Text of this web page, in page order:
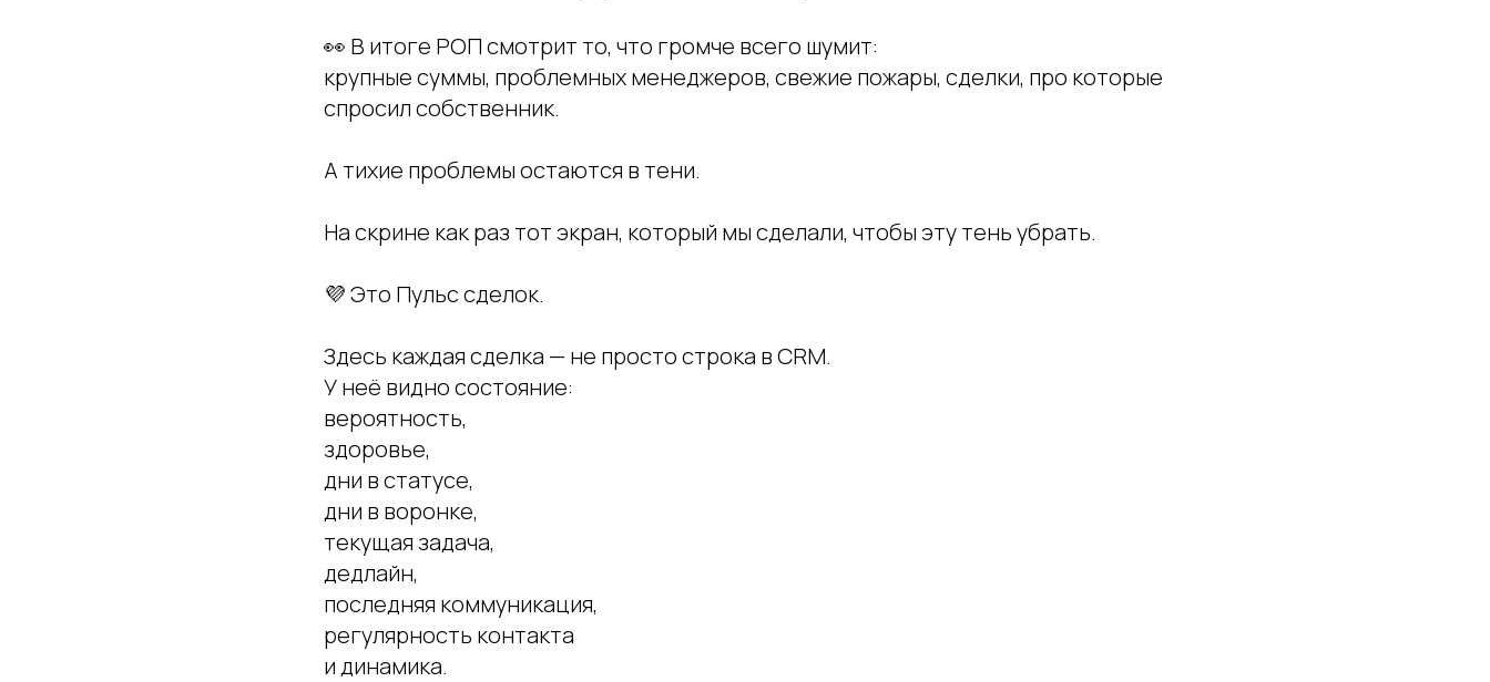
👀 В итоге РОП смотрит то, что громче всего шумит:
крупные суммы, проблемных менеджеров, свежие пожары, сделки, про которые
спросил собственник.
А тихие проблемы остаются в тени.
На скрине как раз тот экран, который мы сделали, чтобы эту тень убрать.
💜 Это Пульс сделок.
Здесь каждая сделка — не просто строка в CRM.
У неё видно состояние:
вероятность,
здоровье,
дни в статусе,
дни в воронке,
текущая задача,
дедлайн,
последняя коммуникация,
регулярность контакта
и динамика.